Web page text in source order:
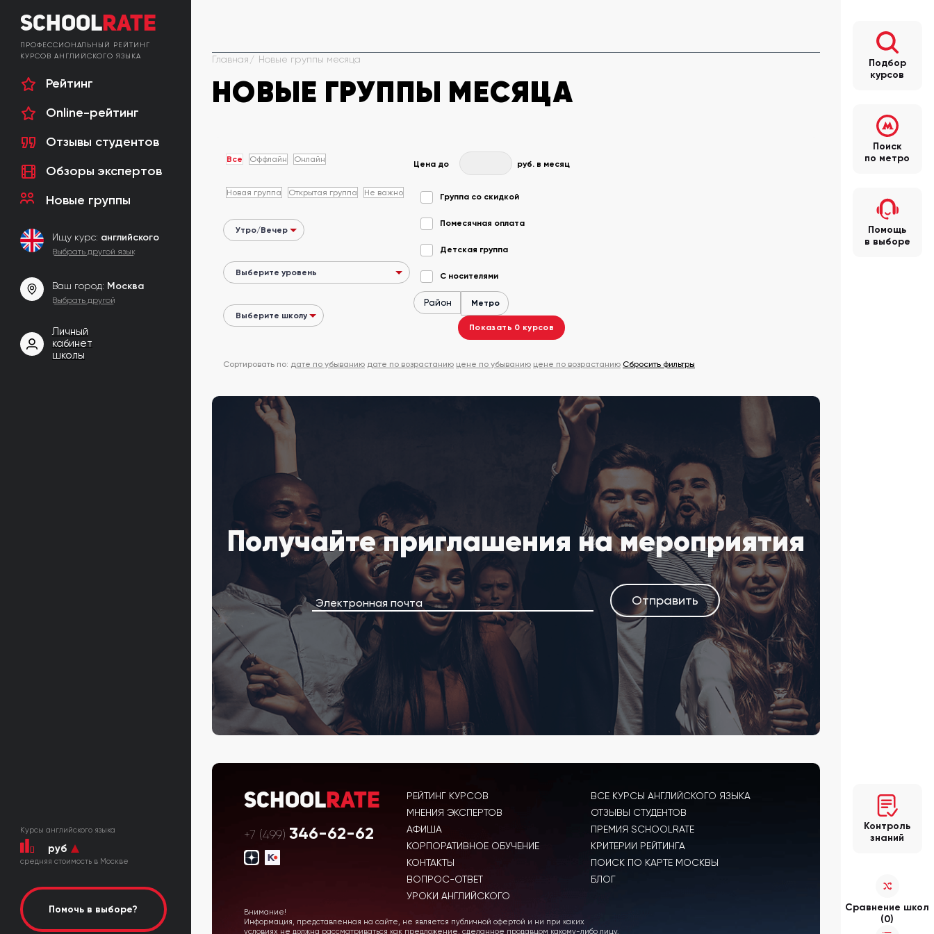
SchoolRate
ПРОФЕССИОНАЛЬНЫЙ РЕЙТИНГ
КУРСОВ АНГЛИЙСКОГО ЯЗЫКА
Рейтинг
Online-рейтинг
Отзывы студентов
Обзоры экспертов
Новые группы
Ищу курс: английского
Выбрать другой язык
Ваш город: Москва
Выбрать другой
Личный
кабинет
школы
Курсы английского языка
руб
cредняя стоимость в Москве
Помочь в выборе?
Главная Новые группы месяца
НОВЫЕ ГРУППЫ МЕСЯЦА
Все Оффлайн Онлайн
Новая группа Открытая группа Не важно
Цена до руб. в месяц
Группа со скидкой
Помесячная оплата
Детская группа
С носителями
Район Метро
Показать 0 курсов
Сортировать по: дате по убыванию дате по возрастанию цене по убыванию цене по возрастанию Сбросить фильтры
Получайте приглашения на мероприятия
Электронная почта Отправить
SchoolRate
+7 (499) 346-62-62
РЕЙТИНГ КУРСОВ
ВСЕ КУРСЫ АНГЛИЙСКОГО ЯЗЫКА
МНЕНИЯ ЭКСПЕРТОВ
ОТЗЫВЫ СТУДЕНТОВ
АФИША
ПРЕМИЯ SCHOOLRATE
КОРПОРАТИВНОЕ ОБУЧЕНИЕ
КРИТЕРИИ РЕЙТИНГА
КОНТАКТЫ
ПОИСК ПО КАРТЕ МОСКВЫ
ВОПРОС-ОТВЕТ
БЛОГ
УРОКИ АНГЛИЙСКОГО
Внимание!
Информация, представленная на сайте, не является публичной офертой и ни при каких
условиях не должна рассматриваться как предложение, сделанное продавцом какому-либо лицу.
Подбор
курсов
Поиск
по метро
Помощь
в выборе
Контроль
знаний
Сравнение школ
(0)